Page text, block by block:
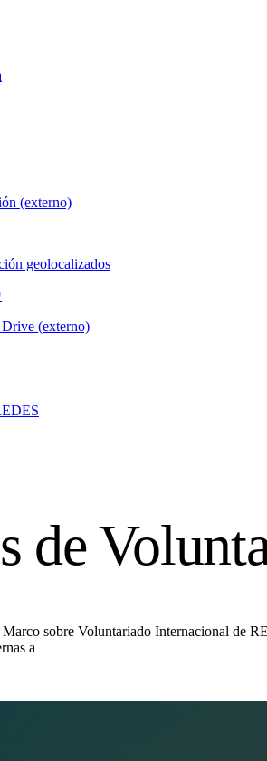
(externo)
geolocalizados
(externo)
de
sobre Voluntariado Internacional de
a